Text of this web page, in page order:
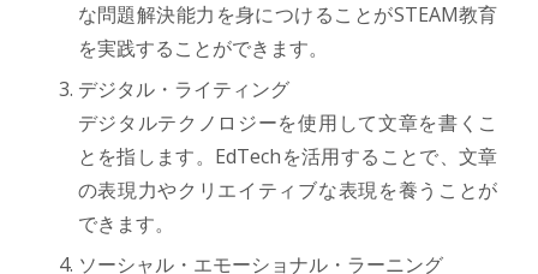
な問題解決能力を身につけることがSTEAM教育
を実践することができます。
デジタル・ライティング
デジタルテクノロジーを使用して文章を書くこ
とを指します。EdTechを活用することで、文章
の表現力やクリエイティブな表現を養うことが
できます。
ソーシャル・エモーショナル・ラーニング